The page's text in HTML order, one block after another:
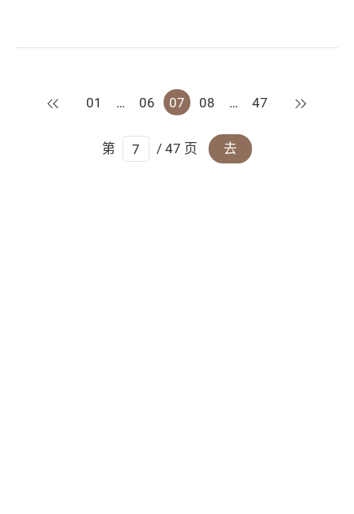
上一页
01 … 06 07 08 … 47 下一页
第 / 47 页 去